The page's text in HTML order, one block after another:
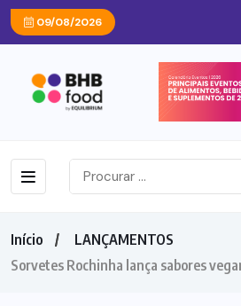
09/08/2026
Início
LANÇAMENTOS
Sorvetes Rochinha lança sabores